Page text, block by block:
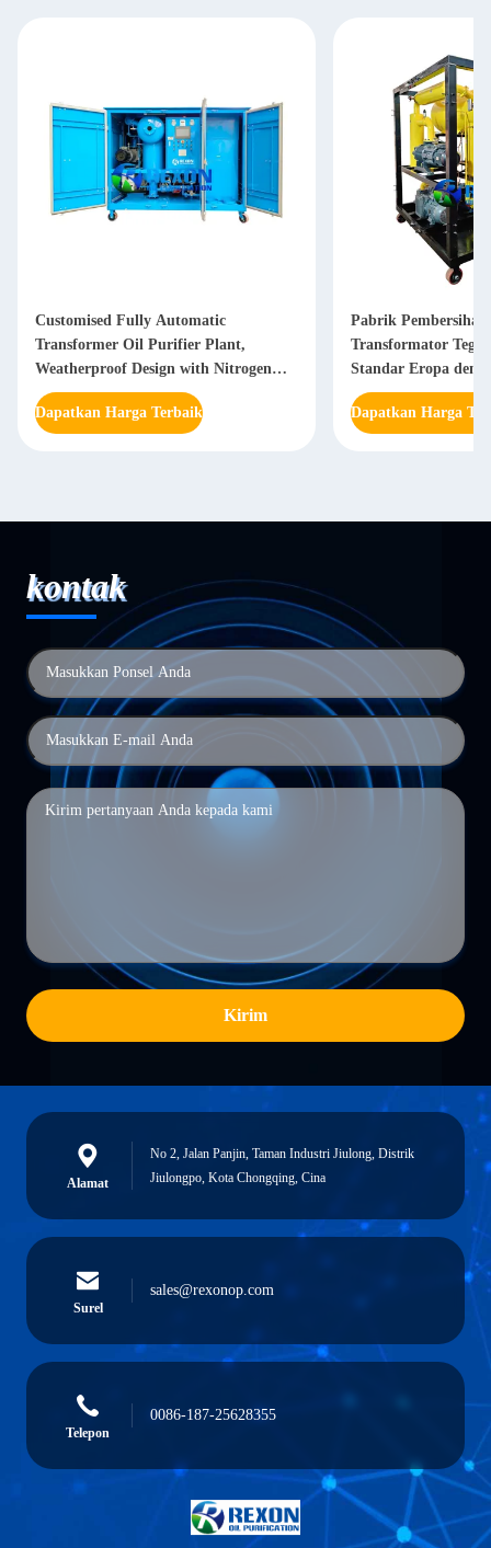
Customised Fully Automatic
Transformer Oil Purifier Plant,
Weatherproof Design with Nitrogen
Gas Tanks Attached
Dapatkan Harga Terbaik
Pabrik
Transformator
Standar Eropa
Vakum 1000m3/jam
Dapatkan Harga
kontak
Kirim
Alamat
No 2, Jalan Panjin, Taman Industri Jiulong, Distrik
Jiulongpo, Kota Chongqing, Cina
Surel
sales@rexonop.com
Telepon
0086-187-25628355